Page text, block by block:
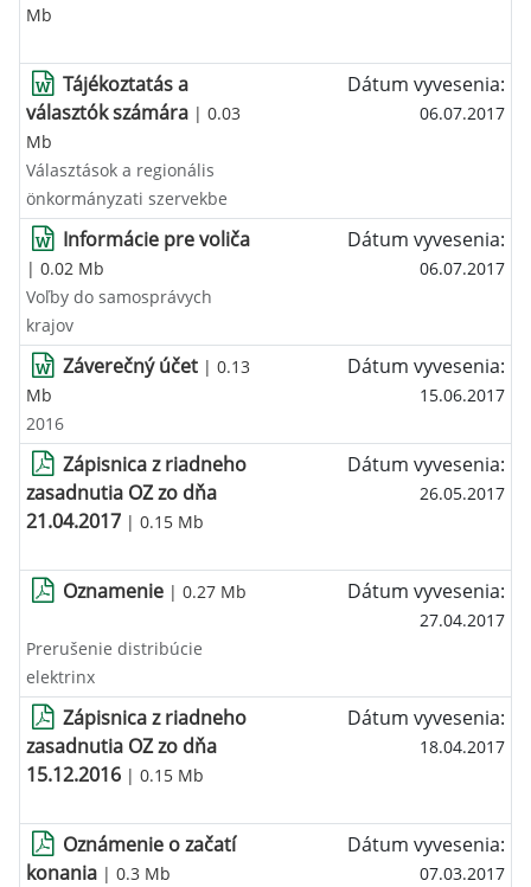
Mb
Tájékoztatás a
választók számára | 0.03
Mb
Dátum vyvesenia:
06.07.2017
Választások a regionális
önkormányzati szervekbe
Informácie pre voliča
| 0.02 Mb
Dátum vyvesenia:
06.07.2017
Voľby do samosprávych
krajov
Záverečný účet | 0.13
Mb
Dátum vyvesenia:
15.06.2017
2016
Zápisnica z riadneho
zasadnutia OZ zo dňa
21.04.2017 | 0.15 Mb
Dátum vyvesenia:
26.05.2017
Oznamenie | 0.27 Mb Dátum vyvesenia:
27.04.2017
Prerušenie distribúcie
elektrinx
Zápisnica z riadneho
zasadnutia OZ zo dňa
15.12.2016 | 0.15 Mb
Dátum vyvesenia:
18.04.2017
Oznámenie o začatí
konania | 0.3 Mb
Dátum vyvesenia:
07.03.2017